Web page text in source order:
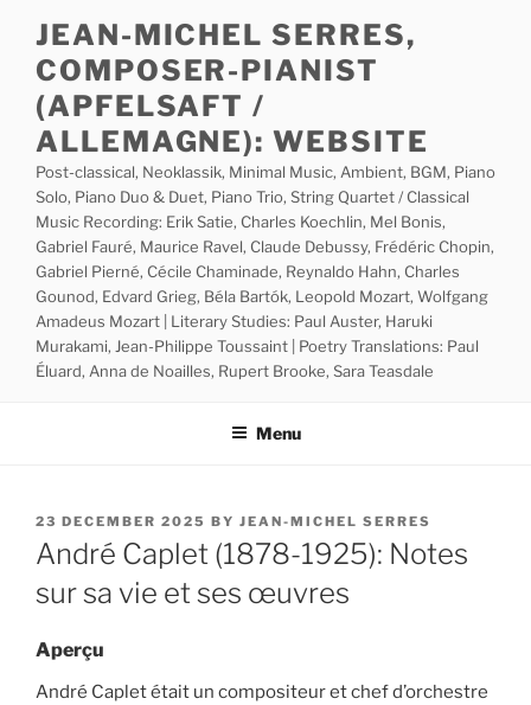
content
JEAN-MICHEL SERRES,
COMPOSER-PIANIST
(APFELSAFT /
ALLEMAGNE): WEBSITE
Post-classical, Neoklassik, Minimal Music, Ambient, BGM, Piano
Solo, Piano Duo & Duet, Piano Trio, String Quartet / Classical
Music Recording: Erik Satie, Charles Koechlin, Mel Bonis,
Gabriel Fauré, Maurice Ravel, Claude Debussy, Frédéric Chopin,
Gabriel Pierné, Cécile Chaminade, Reynaldo Hahn, Charles
Gounod, Edvard Grieg, Béla Bartók, Leopold Mozart, Wolfgang
Amadeus Mozart | Literary Studies: Paul Auster, Haruki
Murakami, Jean-Philippe Toussaint | Poetry Translations: Paul
Éluard, Anna de Noailles, Rupert Brooke, Sara Teasdale
Menu
POSTED
ON
23 DECEMBER 2025 BY JEAN-MICHEL SERRES
André Caplet (1878-1925): Notes
sur sa vie et ses œuvres
Aperçu
André Caplet était un compositeur et chef d’orchestre